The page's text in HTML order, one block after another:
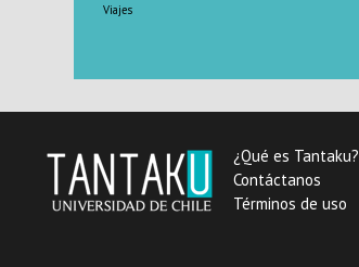
Viajes
¿Qué es Tantaku?
Contáctanos
Términos de uso